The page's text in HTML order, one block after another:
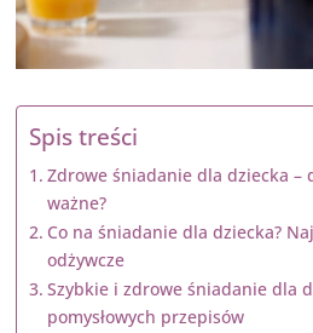
Spis treści
Zdrowe śniadanie dla dziecka –
ważne?
Co na śniadanie dla dziecka?
odżywcze
Szybkie i zdrowe śniadanie dla
pomysłowych przepisów